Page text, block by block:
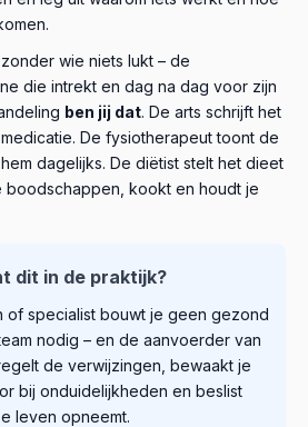
wie niets lukt – de
die intrekt en dag na dag voor zijn
ben jij dat. De arts schrijft het
De fysiotherapeut toont de
dagelijks. De diëtist stelt het dieet
boodschappen, kookt en houdt je
dit in de praktijk?
of specialist bouwt je geen gezond
nodig – en de aanvoerder van
de verwijzingen, bewaakt je
bij onduidelijkheden en beslist
leven opneemt.